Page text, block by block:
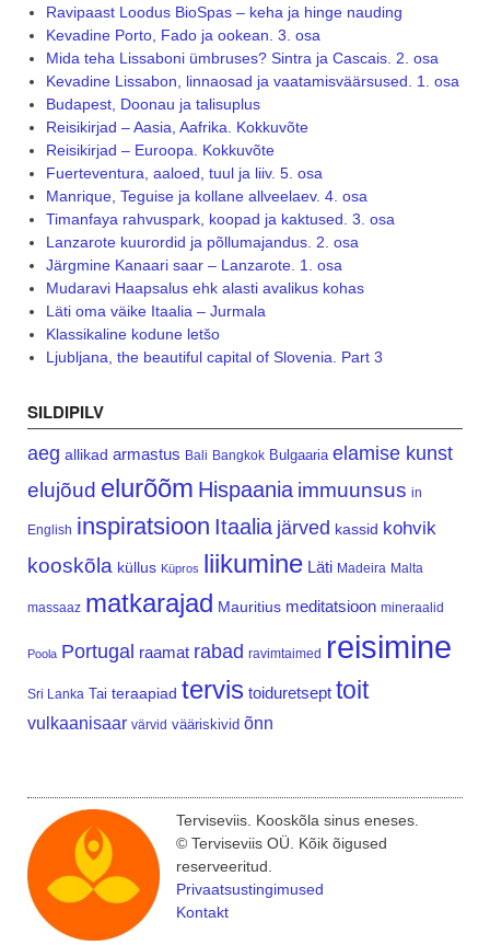
Ravipaast Loodus BioSpas – keha ja hinge nauding
Kevadine Porto, Fado ja ookean. 3. osa
Mida teha Lissaboni ümbruses? Sintra ja Cascais. 2. osa
Kevadine Lissabon, linnaosad ja vaatamisväärsused. 1. osa
Budapest, Doonau ja talisuplus
Reisikirjad – Aasia, Aafrika. Kokkuvõte
Reisikirjad – Euroopa. Kokkuvõte
Fuerteventura, aaloed, tuul ja liiv. 5. osa
Manrique, Teguise ja kollane allveelaev. 4. osa
Timanfaya rahvuspark, koopad ja kaktused. 3. osa
Lanzarote kuurordid ja põllumajandus. 2. osa
Järgmine Kanaari saar – Lanzarote. 1. osa
Mudaravi Haapsalus ehk alasti avalikus kohas
Läti oma väike Itaalia – Jurmala
Klassikaline kodune letšo
Ljubljana, the beautiful capital of Slovenia. Part 3
SILDIPILV
aeg allikad armastus Bali Bangkok Bulgaaria elamise kunst
elujõud elurõõm Hispaania immuunsus in
English inspiratsioon Itaalia järved kassid kohvik
kooskõla küllus Küpros liikumine Läti Madeira Malta
massaaz matkarajad Mauritius meditatsioon mineraalid
Poola Portugal raamat rabad ravimtaimed reisimine
Sri Lanka Tai teraapiad tervis toiduretsept toit
vulkaanisaar värvid vääriskivid õnn
Terviseviis. Kooskõla sinus eneses.
© Terviseviis OÜ. Kõik õigused
reserveeritud.
Privaatsustingimused
Kontakt